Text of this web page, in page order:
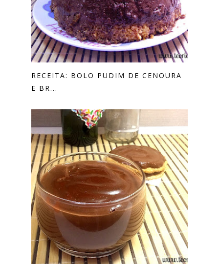
RECEITA: BOLO PUDIM DE CENOURA
E BR...